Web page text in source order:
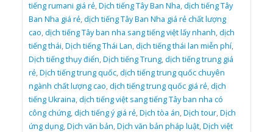
tiếng rumani giá rẻ,Dịch tiếng Tây Ban Nha,dịch tiếng Tây
Ban Nha giá rẻ,dịch tiếng Tây Ban Nha giá rẻ chất lượng
cao,dịch tiếng Tây ban nha sang tiếng việt lấy nhanh,dịch
tiếng thái,Dịch tiếng Thái Lan,dịch tiếng thái lan miễn phí,
Dịch tiếng thụy điển,Dịch tiếng Trung,dịch tiếng trung giá
rẻ,Dịch tiếng trung quốc,dịch tiếng trung quốc chuyên
ngành chất lượng cao,dịch tiếng trung quốc giá rẻ,dịch
tiếng Ukraina,dịch tiếng việt sang tiếng Tây ban nha có
công chứng,dịch tiếng ý giá rẻ,Dịch tòa án,Dịch tour,Dịch
ứng dụng,Dịch văn bản,Dịch văn bản pháp luật,Dịch việt